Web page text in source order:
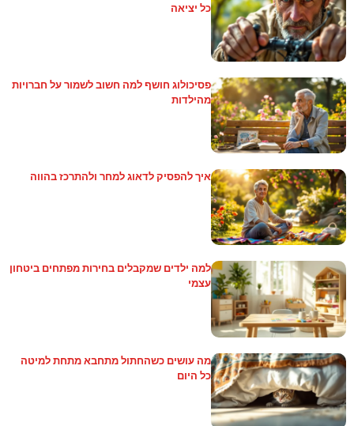
כל יציאה
פסיכולוג חושף למה חשוב לשמור על חברויות
מהילדות
איך להפסיק לדאוג למחר ולהתרכז בהווה
למה ילדים שמקבלים בחירות מפתחים ביטחון
עצמי
מה עושים כשהחתול מתחבא מתחת למיטה
כל היום